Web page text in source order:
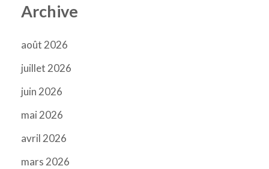
Archive
août 2026
juillet 2026
juin 2026
mai 2026
avril 2026
mars 2026